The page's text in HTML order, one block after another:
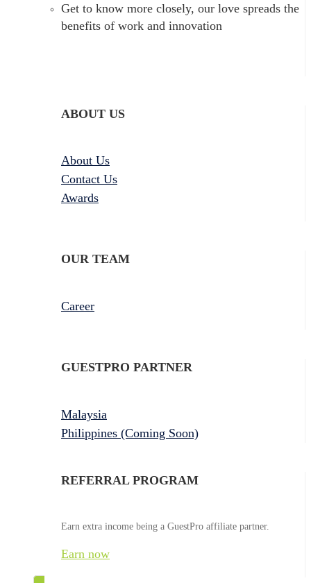
Get to know more closely, our love spreads the
benefits of work and innovation
ABOUT US
About Us
Contact Us
Awards
OUR TEAM
Career
GUESTPRO PARTNER
Malaysia
Philippines (Coming Soon)
REFERRAL PROGRAM
Earn extra income being a GuestPro affiliate partner.
Earn now